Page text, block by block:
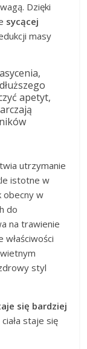
Dzięki
sycącej
masy
apetyt,
utrzymanie
istotne w
obecny w
do
na trawienie
styl
się bardziej
staje się